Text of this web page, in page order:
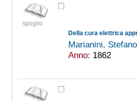
spoglio
Marianini,
Anno: 1862